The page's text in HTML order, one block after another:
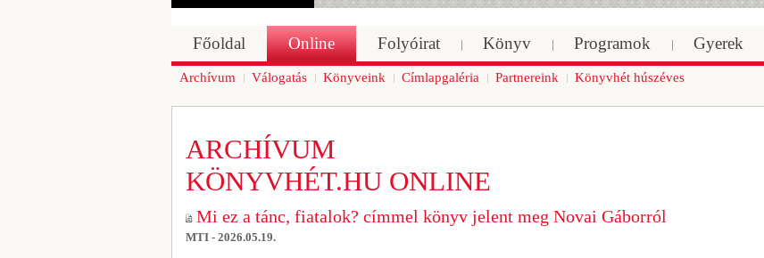
Főoldal Online Folyóirat Könyv Programok Gyerek
Archívum Válogatás Könyveink Címlapgaléria Partnereink Könyvhét húszéves
ARCHÍVUM
KÖNYVHÉT.HU ONLINE
Mi ez a tánc, fiatalok? címmel könyv jelent meg Novai Gáborról
MTI - 2026.05.19.